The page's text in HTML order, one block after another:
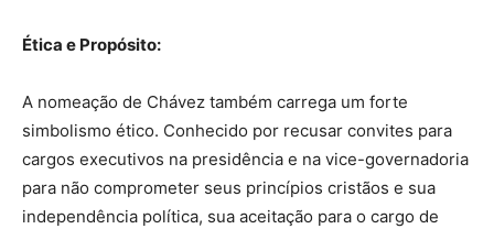
Ética e Propósito:
A nomeação de Chávez também carrega um forte
simbolismo ético. Conhecido por recusar convites para
cargos executivos na presidência e na vice-governadoria
para não comprometer seus princípios cristãos e sua
independência política, sua aceitação para o cargo de